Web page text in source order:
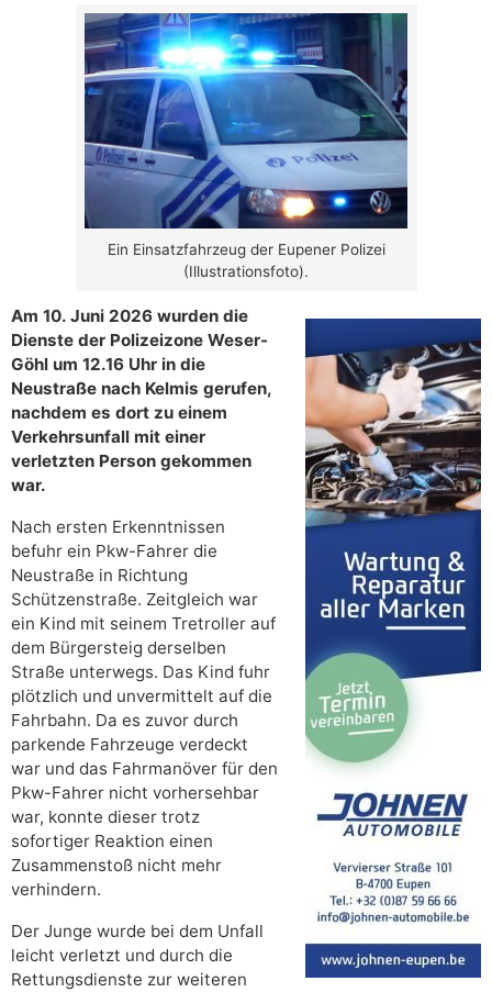
Ein Einsatzfahrzeug der Eupener Polizei
(Illustrationsfoto).
Am 10. Juni 2026 wurden die
Dienste der Polizeizone Weser-
Göhl um 12.16 Uhr in die
Neustraße nach Kelmis gerufen,
nachdem es dort zu einem
Verkehrsunfall mit einer
verletzten Person gekommen
war.
Nach ersten Erkenntnissen
befuhr ein Pkw-Fahrer die
Neustraße in Richtung
Schützenstraße. Zeitgleich war
ein Kind mit seinem Tretroller auf
dem Bürgersteig derselben
Straße unterwegs. Das Kind fuhr
plötzlich und unvermittelt auf die
Fahrbahn. Da es zuvor durch
parkende Fahrzeuge verdeckt
war und das Fahrmanöver für den
Pkw-Fahrer nicht vorhersehbar
war, konnte dieser trotz
sofortiger Reaktion einen
Zusammenstoß nicht mehr
verhindern.
Der Junge wurde bei dem Unfall
leicht verletzt und durch die
Rettungsdienste zur weiteren